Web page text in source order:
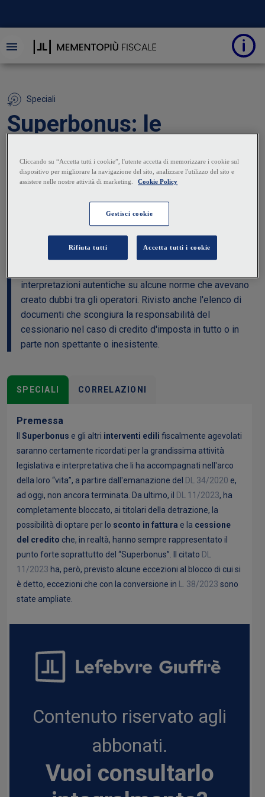
Speciali
Superbonus: le
20 Aprile 2023 | Michele Brusaterra
Dopo la chiusura della possibilità di opzione per sconto
in fattura e cessione del credito, stabilita dal DL
11/2023, sono state previste nuove aperture per le
interpretazioni autentiche su alcune norme che avevano
creato dubbi tra gli operatori. Rivisto anche l'elenco di
documenti che scongiura la responsabilità del
cessionario nel caso di credito d'imposta in tutto o in
parte non spettante o inesistente.
SPECIALI CORRELAZIONI
Premessa
Superbonus e gli altri interventi edili fiscalmente agevolati
saranno certamente ricordati per la grandissima attività
legislativa e interpretativa che li ha accompagnati nell'arco
della loro “vita”, a partire dall'emanazione del DL 34/2020 e,
ad oggi, non ancora terminata. Da ultimo, il DL 11 /2023, ha
completamente bloccato, ai titolari della detrazione, la
possibilità di optare per lo sconto in fattura e la cessione
del credito che, in realtà, hanno sempre rappresentato il
punto forte soprattutto del “Superbonus”. Il citato DL
11 /2023 ha, però, previsto alcune eccezioni al blocco di cui si
è detto, eccezioni che con la conversione in
38/2023 sono
state ampliate.
Contenuto riservato agli
abbonati.
Vuoi consultarlo